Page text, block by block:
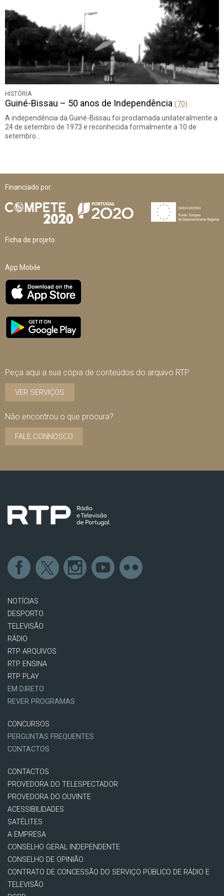
HISTÓRIA
Guiné-Bissau – 50 anos de Independência (70)
A independência da Guiné-Bissau foi proclamada unilateralmente a
24 de setembro de 1973 e reconhecida formalmente a 10 de
setembro…
Financiado por:
Ficha de projeto
App Mobile
Peça aqui a sua cópia de conteúdos do arquivo RTP
VER SERVIÇOS
Não encontrou o que procura?
FALE CONNOSCO
NOTÍCIAS
DESPORTO
TELEVISÃO
RÁDIO
RTP ARQUIVOS
RTP ENSINA
RTP PLAY
EM DIRETO
REVER PROGRAMAS
CONCURSOS
PERGUNTAS FREQUENTES
CONTACTOS
CONTACTOS
PROVEDORA DO TELESPECTADOR
PROVEDORA DO OUVINTE
ACESSIBILIDADES
SATÉLITES
A EMPRESA
CONSELHO GERAL INDEPENDENTE
CONSELHO DE OPINIÃO
CONTRATO DE CONCESSÃO DO SERVIÇO PÚBLICO DE RÁDIO E
TELEVISÃO